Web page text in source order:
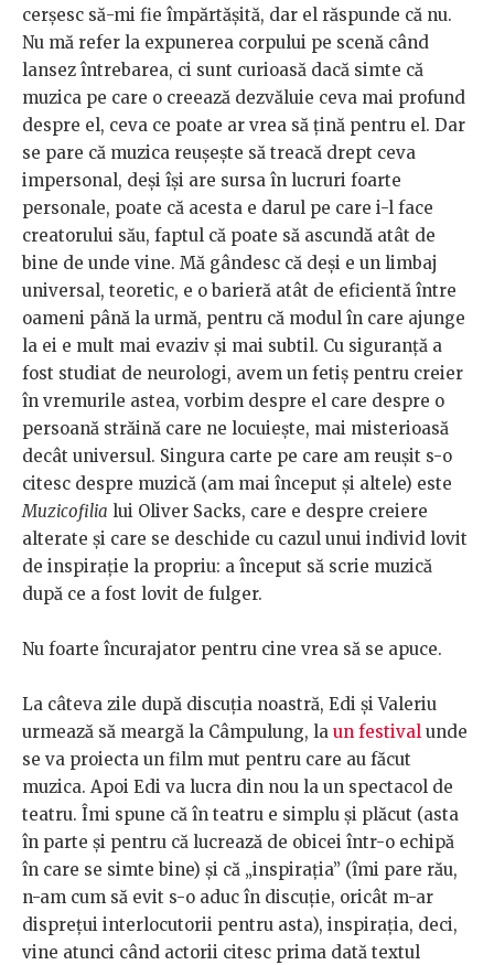
cerșesc să-mi fie împărtășită, dar el răspunde că nu.
Nu mă refer la expunerea corpului pe scenă când
lansez întrebarea, ci sunt curioasă dacă simte că
muzica pe care o creează dezvăluie ceva mai profund
despre el, ceva ce poate ar vrea să țină pentru el. Dar
se pare că muzica reușește să treacă drept ceva
impersonal, deși își are sursa în lucruri foarte
personale, poate că acesta e darul pe care i-l face
creatorului său, faptul că poate să ascundă atât de
bine de unde vine. Mă gândesc că deși e un limbaj
universal, teoretic, e o barieră atât de eficientă între
oameni până la urmă, pentru că modul în care ajunge
la ei e mult mai evaziv și mai subtil. Cu siguranță a
fost studiat de neurologi, avem un fetiș pentru creier
în vremurile astea, vorbim despre el care despre o
persoană străină care ne locuiește, mai misterioasă
decât universul. Singura carte pe care am reușit s-o
citesc despre muzică (am mai început și altele) este
Muzicofilia lui Oliver Sacks, care e despre creiere
alterate și care se deschide cu cazul unui individ lovit
de inspirație la propriu: a început să scrie muzică
după ce a fost lovit de fulger.
Nu foarte încurajator pentru cine vrea să se apuce.
La câteva zile după discuția noastră, Edi și Valeriu
urmează să meargă la Câmpulung, la un festival unde
se va proiecta un film mut pentru care au făcut
muzica. Apoi Edi va lucra din nou la un spectacol de
teatru. Îmi spune că în teatru e simplu și plăcut (asta
în parte și pentru că lucrează de obicei într-o echipă
în care se simte bine) și că „inspirația” (îmi pare rău,
n-am cum să evit s-o aduc în discuție, oricât m-ar
disprețui interlocutorii pentru asta), inspirația, deci,
vine atunci când actorii citesc prima dată textul